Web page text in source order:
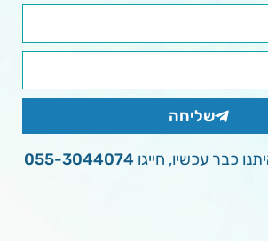
שליחה
כבר עכשיו, חייגו055-3044074